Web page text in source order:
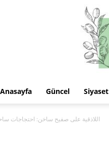
Anasayfa Güncel Siyaset
اللاذقية على صفيح ساخن: احتجاجات